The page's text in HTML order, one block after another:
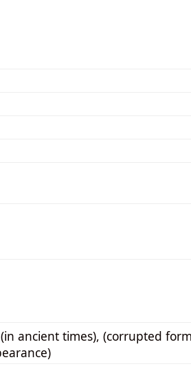
ancient times), (corrupted